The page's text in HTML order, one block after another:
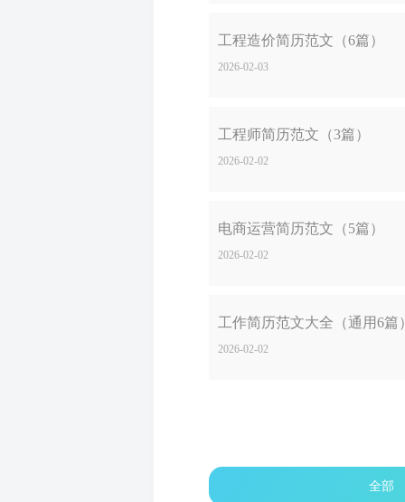
工程造价简历范文（6篇）
2026-02-03
工程师简历范文（3篇）
2026-02-02
电商运营简历范文（5篇）
2026-02-02
工作简历范文大全（通用6篇
2026-02-02
全部